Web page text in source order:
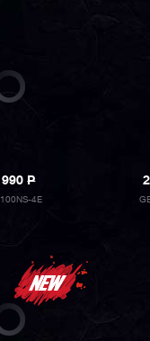
990P
4E